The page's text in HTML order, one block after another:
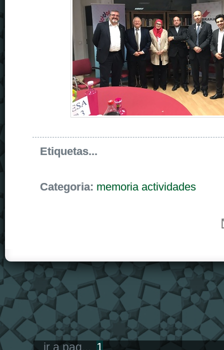
Etiquetas...
Categoria: memoria actividades
ir a pag... 1